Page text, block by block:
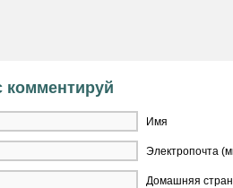
комментируй
Имя
Электропочта
Домашняя